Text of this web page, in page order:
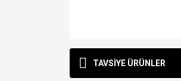
TAVSİYE ÜRÜNLER